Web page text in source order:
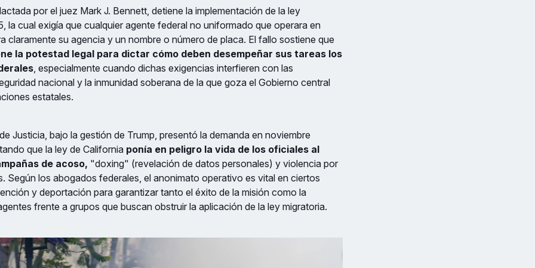
por el juez Mark J. Bennett, detiene la implementación de la ley
la cual exigía que cualquier agente federal no uniformado que operara en
claramente su agencia y un nombre o número de placa. El fallo sostiene que
la potestad legal para dictar cómo deben desempeñar sus tareas los
, especialmente cuando dichas exigencias interfieren con las
nacional y la inmunidad soberana de la que goza el Gobierno central
estatales.
Justicia, bajo la gestión de Trump, presentó la demanda en noviembre
que la ley de California ponía en peligro la vida de los oficiales al
de acoso, "doxing" (revelación de datos personales) y violencia por
Según los abogados federales, el anonimato operativo es vital en ciertos
y deportación para garantizar tanto el éxito de la misión como la
frente a grupos que buscan obstruir la aplicación de la ley migratoria.